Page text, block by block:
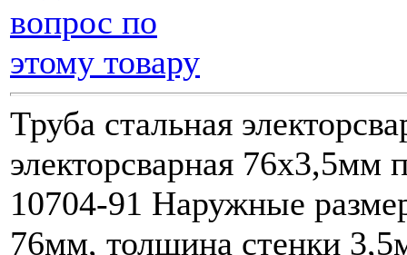
вопрос по
этому товару
Труба стальная
электорсварная 76х3,5мм
10704-91 Наружные
76мм, толщина стенки